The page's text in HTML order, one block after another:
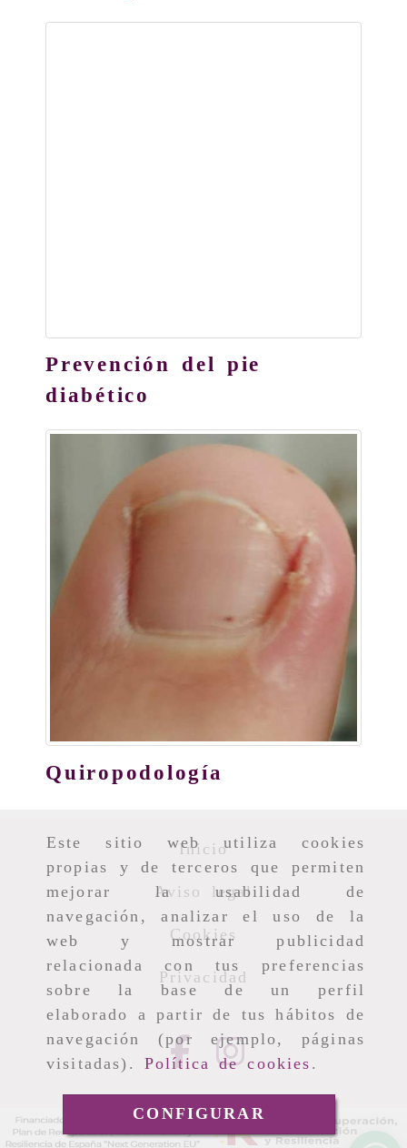
Este sitio web utiliza cookies
propias y de terceros que permiten
mejorar la usabilidad de
navegación, analizar el uso de la
web y mostrar publicidad
relacionada con tus preferencias
sobre la base de un perfil
elaborado a partir de tus hábitos de
navegación (por ejemplo, páginas
visitadas). Política de cookies .
CONFIGURAR
Prevención del pie
diabético
Quiropodología
Inicio
Aviso legal
Cookies
Privacidad